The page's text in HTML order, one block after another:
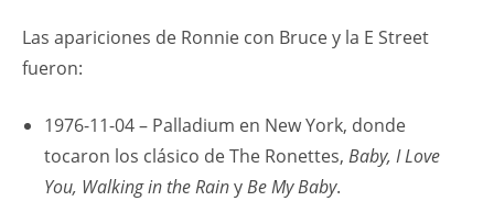
Las apariciones de Ronnie con Bruce y la E Street
fueron:
1976-11-04 – Palladium en New York, donde
tocaron los clásico de The Ronettes, Baby, I Love
You, Walking in the RainyBe My Baby.